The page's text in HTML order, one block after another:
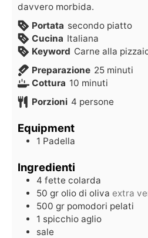
davvero morbida.
Portata secondo piatto
Cucina Italiana
Keyword Carne alla
Preparazione 25 minuti
Cottura 10 minuti
Porzioni 4 persone
Equipment
1 Padella
Ingredienti
4 fette colarda
50 gr olio di oliva extra
500 gr pomodori pelati
1 spicchio aglio
sale